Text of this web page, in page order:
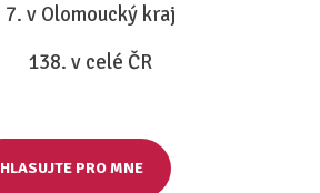
7. v Olomoucký kraj
138. v celé ČR
HLASUJTE PRO MNE